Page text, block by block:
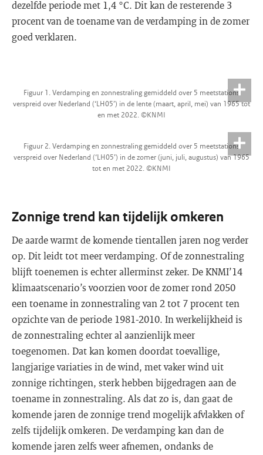
dezelfde periode met 1,4 °C. Dit kan de resterende 3
procent van de toename van de verdamping in de zomer
goed verklaren.
Figuur 1. Verdamping en zonnestraling gemiddeld over 5 meetstations
verspreid over Nederland (‘LH05’) in de lente (maart, april, mei) van 1965 tot
en met 2022. ©KNMI
Figuur 2. Verdamping en zonnestraling gemiddeld over 5 meetstations
verspreid over Nederland (‘LH05’) in de zomer (juni, juli, augustus) van 1965
tot en met 2022. ©KNMI
Zonnige trend kan tijdelijk omkeren
De aarde warmt de komende tientallen jaren nog verder
op. Dit leidt tot meer verdamping. Of de zonnestraling
blijft toenemen is echter allerminst zeker. De KNMI’14
klimaatscenario’s voorzien voor de zomer rond 2050
een toename in zonnestraling van 2 tot 7 procent ten
opzichte van de periode 1981-2010. In werkelijkheid is
de zonnestraling echter al aanzienlijk meer
toegenomen. Dat kan komen doordat toevallige,
langjarige variaties in de wind, met vaker wind uit
zonnige richtingen, sterk hebben bijgedragen aan de
toename in zonnestraling. Als dat zo is, dan gaat de
komende jaren de zonnige trend mogelijk afvlakken of
zelfs tijdelijk omkeren. De verdamping kan dan de
komende jaren zelfs weer afnemen, ondanks de